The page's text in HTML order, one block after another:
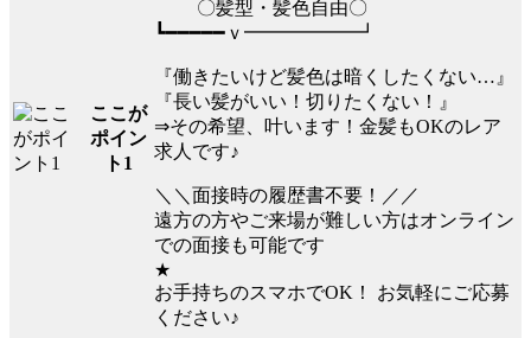
ここが
ポイン
ト1
〇髪型・髪色自由〇
┗━━━━━ｖ━━━━━━┛
『働きたいけど髪色は暗くしたくない…』
『長い髪がいい！切りたくない！』
⇒その希望、叶います！金髪もOKのレア
求人です♪
＼＼面接時の履歴書不要！／／
遠方の方やご来場が難しい方はオンライン
での面接も可能です
★
お手持ちのスマホでOK！ お気軽にご応募
ください♪